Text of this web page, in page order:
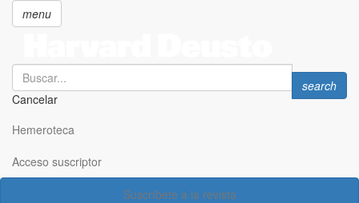
principal
menu
Search
Cancelar
Search
search
Hemeroteca
Acceso suscriptor
Suscríbete a la revista
Acceso suscriptor